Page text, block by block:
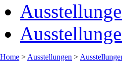
Home > Ausstellungen >